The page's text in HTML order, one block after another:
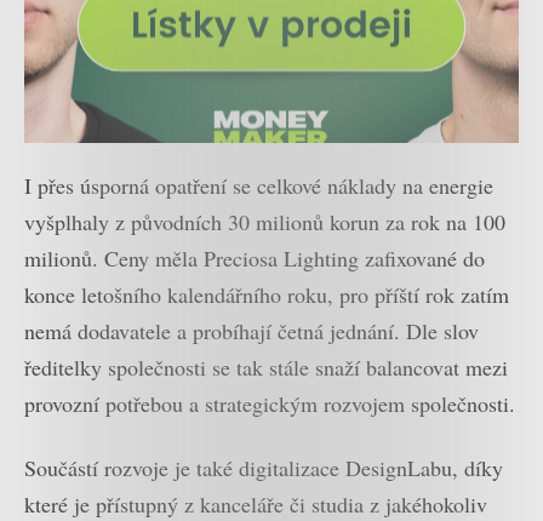
I přes úsporná opatření se celkové náklady na energie
vyšplhaly z původních 30 milionů korun za rok na 100
milionů. Ceny měla Preciosa Lighting zafixované do
konce letošního kalendářního roku, pro příští rok zatím
nemá dodavatele a probíhají četná jednání. Dle slov
ředitelky společnosti se tak stále snaží balancovat mezi
provozní potřebou a strategickým rozvojem společnosti.
Součástí rozvoje je také digitalizace DesignLabu, díky
které je přístupný z kanceláře či studia z jakéhokoliv